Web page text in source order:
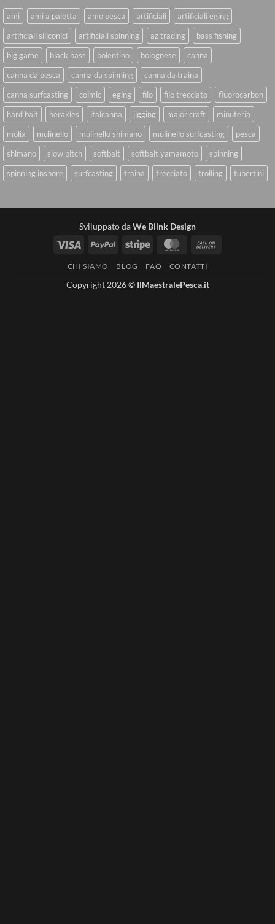
ami ami a paletta amo pesca artificiali
artificiali eging
artificiali siliconici
artificiali spinning az trading
bass fishing
big game
black bass bolentino bolognese
canna
canna da pesca
canna da spinning
canna da traina
canna surfcasting
colmic eging filo filo trecciato
fluorocarbon
hard bait
herakles italcanna jigging major craft
minuteria
molix
mulinello mulinello shimano mulinello surfcasting
pesca
shimano
slow pitch softbait softbait yamamoto
spinning
spinning inshore
surfcasting traina trecciato trolling tubertini
Sviluppato daWe Blink Design
Visa
PayPal Stripe MasterCard
CHI SIAMO BLOG FAQ CONTATTI
Copyright 2026 © IlMaestralePesca.it